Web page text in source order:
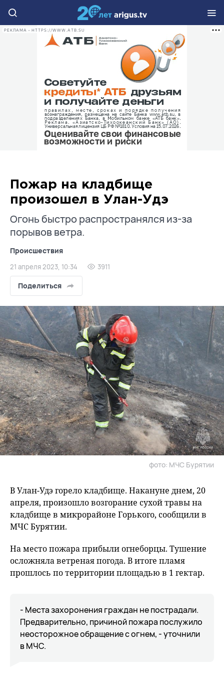
РЕКЛАМА • HTTPS://WWW.ATB.SU
Пожар на кладбище
произошел в Улан-Удэ
Огонь быстро распространялся из-за
порывов ветра.
Происшествия
21 апреля 2023, 10:34 3911
Поделиться
фото: МЧС Бурятии
В Улан-Удэ горело кладбище. Накануне днем, 20
апреля, произошло возгорание сухой травы на
кладбище в микрорайоне Горького, сообщили в
МЧС Бурятии.
На место пожара прибыли огнеборцы. Тушение
осложняла ветреная погода. В итоге пламя
прошлось по территории площадью в 1 гектар.
- Места захоронения граждан не пострадали.
Предварительно, причиной пожара послужило
неосторожное обращение с огнем, - уточнили
в МЧС.